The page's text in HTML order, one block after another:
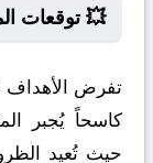
💥 توقعات
تفرض الأهداف
كاسحاً يُجبر
حيث تُعيد